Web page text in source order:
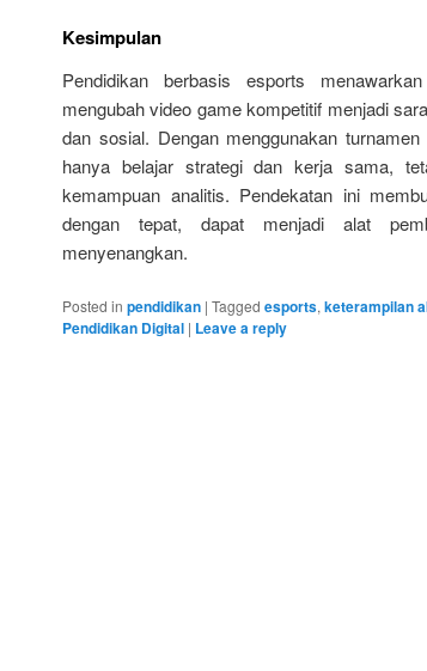
Kesimpulan
Pendidikan berbasis esports
mengubah video game kompetitif menjadi
dan sosial. Dengan menggunakan
hanya belajar strategi dan kerja sama,
kemampuan analitis. Pendekatan ini
dengan tepat, dapat menjadi alat
menyenangkan.
Posted in pendidikan | Tagged esports, keterampilan
Pendidikan Digital | Leave a reply